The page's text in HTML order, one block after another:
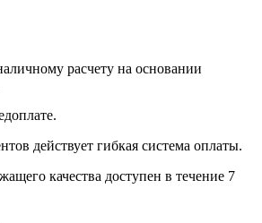
расчету на основании
действует гибкая система оплаты.
качества доступен в течение 7